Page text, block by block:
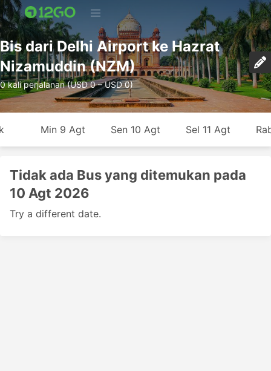
Bis dari Delhi Airport ke Hazrat
Nizamuddin (NZM)
0 kali perjalanan (USD 0 – USD 0)
Min 9 Agt Sen 10 Agt Sel 11 Agt
Tidak ada Bus yang ditemukan pada
10 Agt 2026
Try a different date.